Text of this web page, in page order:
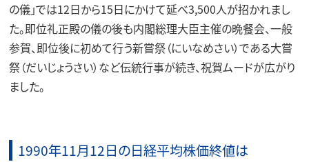
の儀」では12日から15日にかけて延べ3,500人が招かれまし
た。即位礼正殿の儀の後も内閣総理大臣主催の晩餐会、一般
参賀、即位後に初めて行う新嘗祭（にいなめさい）である大嘗
祭（だいじょうさい）など伝統行事が続き、祝賀ムードが広がり
ました。
1990年11月12日の日経平均株価終値は